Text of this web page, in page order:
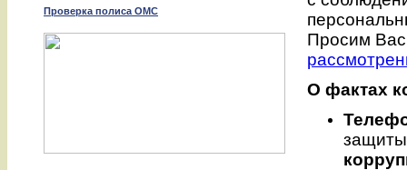
Проверка полиса ОМС
Просим Вас
О фактах
защиты